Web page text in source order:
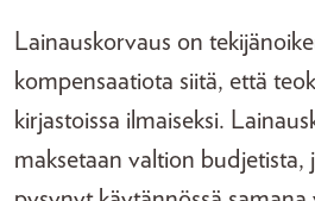
Lainauskorvaus on
kompensaatiota siitä, että
kirjastoissa ilmaiseksi.
maksetaan valtion budjetista,